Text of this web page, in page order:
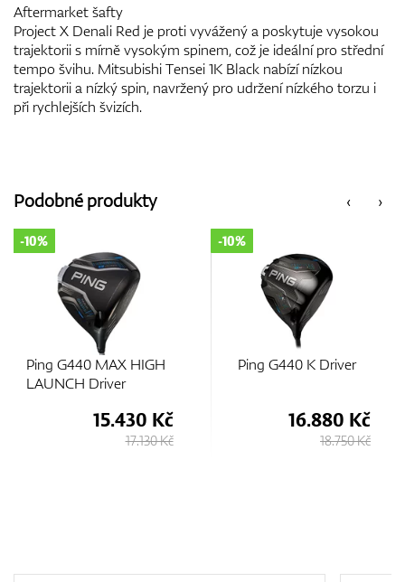
Aftermarket šafty
Project X Denali Red je proti vyvážený a poskytuje vysokou
trajektorii s mírně vysokým spinem, což je ideální pro střední
tempo švihu. Mitsubishi Tensei 1K Black nabízí nízkou
trajektorii a nízký spin, navržený pro udržení nízkého torzu i
při rychlejších švizích.
‹
Podobné produkty ›
Ping G440 MAX HIGH
LAUNCH Driver
-10%
15.430 Kč
17.130 Kč
Ping G440 K Driver
-10%
16.880 Kč
18.750 Kč